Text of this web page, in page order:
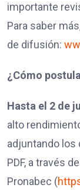
importante
Para saber
de difusión:
¿Cómo
Hasta el 2 de
alto
adjuntando
PDF, a través
Pronabec (